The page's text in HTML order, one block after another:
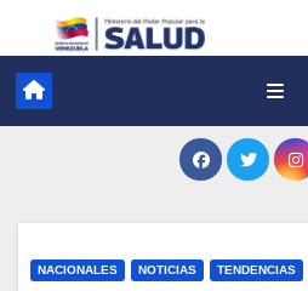
NACIONALES NOTICIAS TENDENCIAS